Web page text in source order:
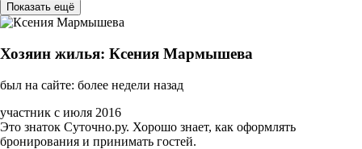
Показать ещё
Хозяин жилья: Ксения Мармышева
был на сайте: более недели назад
участник с июля 2016
Это знаток Суточно.ру. Хорошо знает, как оформлять
бронирования и принимать гостей.